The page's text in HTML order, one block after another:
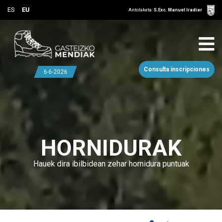
ES EU Antolaketa: S.Exc. Manuel Iradier
Consulta inscripciones
6-6-2026
HORNIDURAK
Hauek dira ibilbidean zehar hornidura puntuak